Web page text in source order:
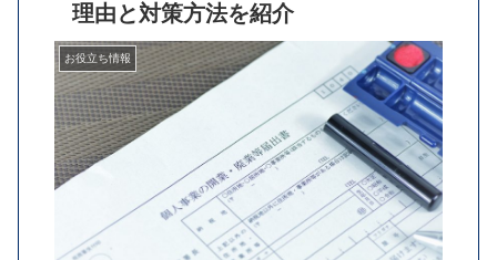
理由と対策方法を紹介
お役立ち情報